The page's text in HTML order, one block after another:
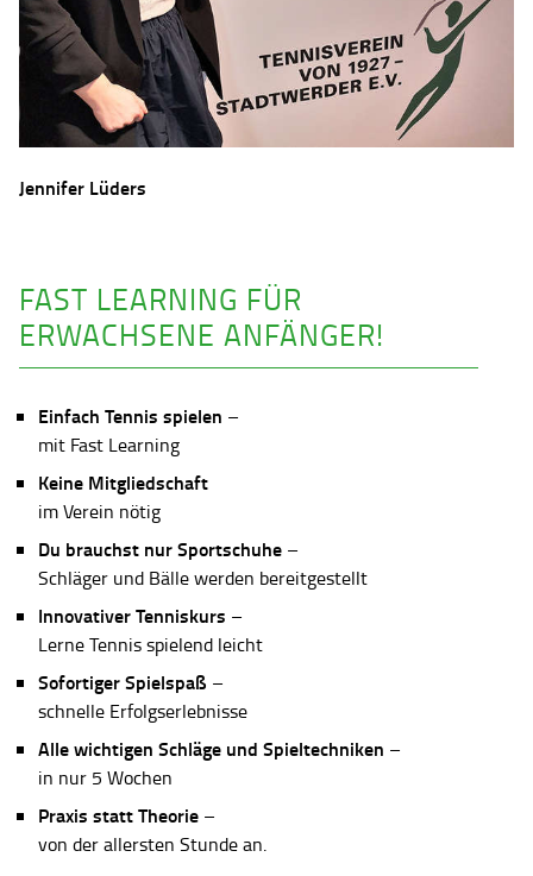
Jennifer Lüders
FAST LEARNING FÜR
ERWACHSENE ANFÄNGER!
Einfach Tennis spielen –
mit Fast Learning
Keine Mitgliedschaft
im Verein nötig
Du brauchst nur Sportschuhe –
Schläger und Bälle werden bereitgestellt
Innovativer Tenniskurs –
Lerne Tennis spielend leicht
Sofortiger Spielspaß –
schnelle Erfolgserlebnisse
Alle wichtigen Schläge und Spieltechniken –
in nur 5 Wochen
Praxis statt Theorie –
von der allersten Stunde an.